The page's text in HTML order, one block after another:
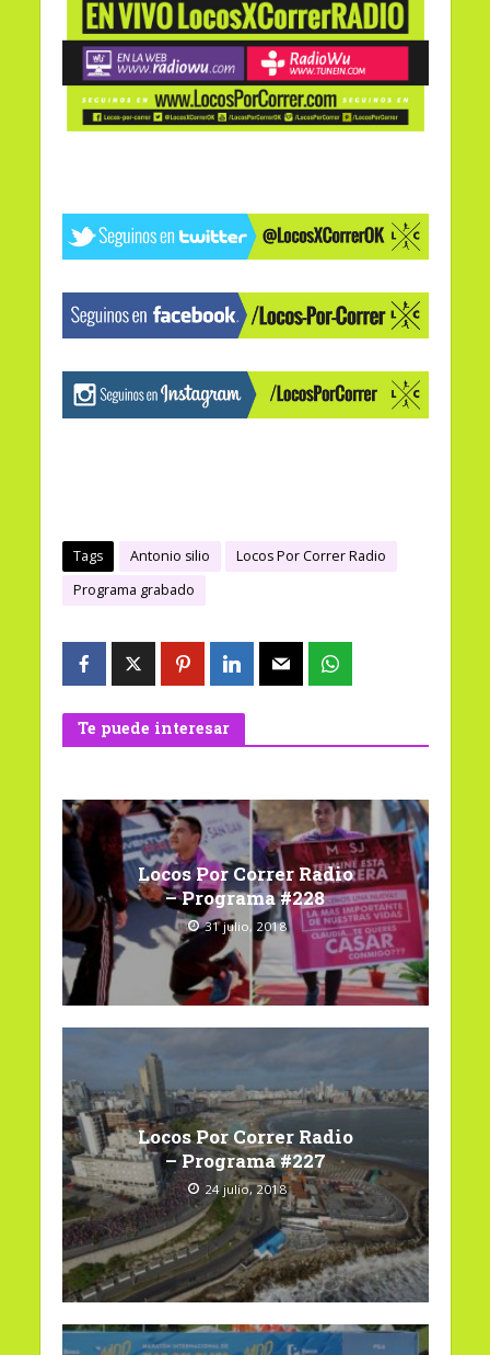
Tags Antonio silio
Locos Por Correr Radio
Programa grabado
Te puede interesar
Locos Por Correr Radio
– Programa #228
31 julio, 2018
Locos Por Correr Radio
– Programa #227
24 julio, 2018